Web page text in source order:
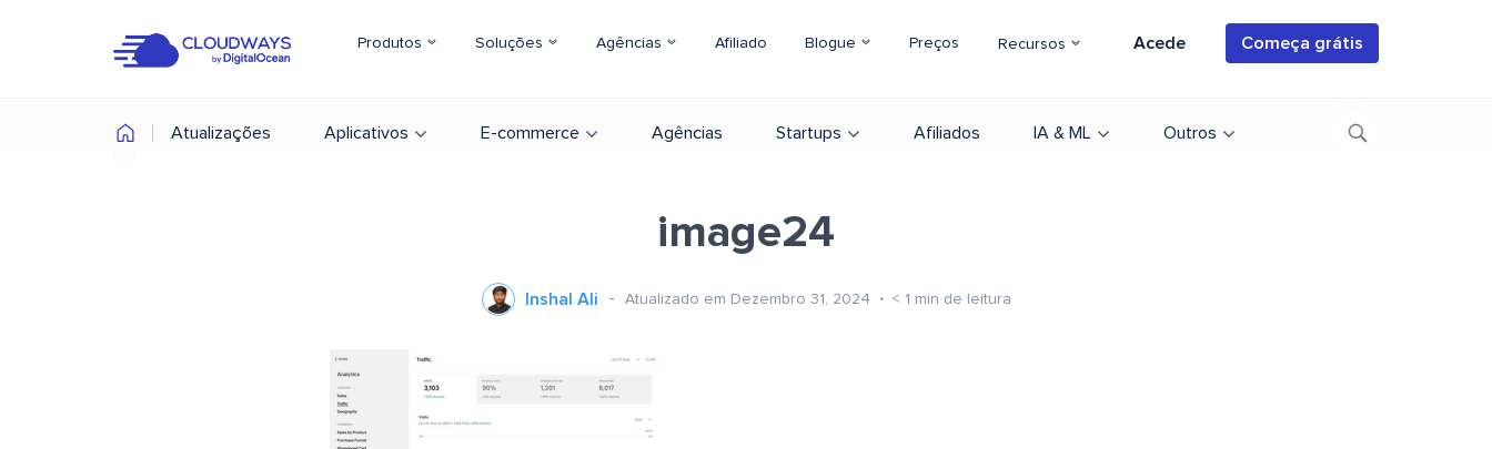
Produtos Soluções Agências Afiliado Blogue Preços Recursos Acede Começa grátis
Atualizações Aplicativos E-commerce Agências Startups Afiliados IA & ML Outros
image24
Inshal Ali Atualizado em Dezembro 31, 2024 < 1 min de leitura